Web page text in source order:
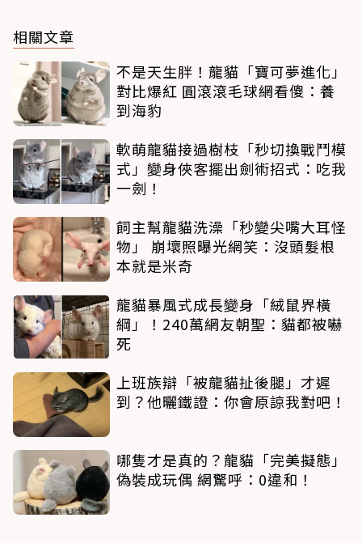
相關文章
不是天生胖！龍貓「寶可夢進化」
對比爆紅 圓滾滾毛球網看傻：養
到海豹
軟萌龍貓接過樹枝「秒切換戰鬥模
式」變身俠客擺出劍術招式：吃我
一劍！
飼主幫龍貓洗澡「秒變尖嘴大耳怪
物」 崩壞照曝光網笑：沒頭髮根
本就是米奇
龍貓暴風式成長變身「絨鼠界橫
綱」！240萬網友朝聖：貓都被嚇
死
上班族辯「被龍貓扯後腿」才遲
到？他曬鐵證：你會原諒我對吧！
哪隻才是真的？龍貓「完美擬態」
偽裝成玩偶 網驚呼：0違和！